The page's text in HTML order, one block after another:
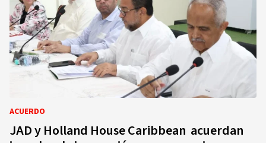
ACUERDO
JAD y Holland House Caribbean acuerdan